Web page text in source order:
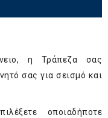
η Τράπεζα σας
σας για σεισμό και
οποιαδήποτε